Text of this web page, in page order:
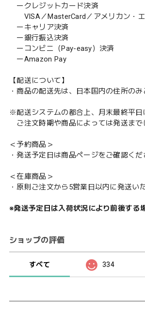
ークレジットカード決済
VISA／MasterCard／アメリカン・エ
ーキャリア決済
ー銀行振込決済
ーコンビニ（Pay-easy）決済
ーAmazon Pay
【配送について】
・商品の配送先は、日本国内の住所のみ
※配送システムの都合上、月末最終平日
ご注文時期や商品によっては発送まで
＜予約商品＞
・発送予定日は商品ページをご確認くだ
＜在庫商品＞
・原則ご注文から5営業日以内に発送い
※発送予定日は入荷状況により前後する
ショップの評価
すべて 334